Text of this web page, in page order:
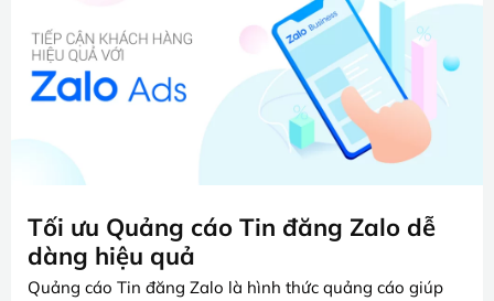
Tối ưu Quảng cáo Tin đăng Zalo dễ
dàng hiệu quả
Quảng cáo Tin đăng Zalo là hình thức quảng cáo giúp